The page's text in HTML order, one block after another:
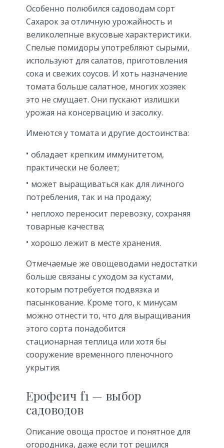
Особенно полюбился садоводам сорт
Сахарок за отличную урожайность и
великолепные вкусовые характеристики.
Спелые помидоры употребляют сырыми,
используют для салатов, приготовления
сока и свежих соусов. И хоть назначение
томата больше салатное, многих хозяек
это не смущает. Они пускают излишки
урожая на консервацию и засолку.
Имеются у томата и другие достоинства:
обладает крепким иммунитетом,
практически не болеет;
может выращиваться как для личного
потребления, так и на продажу;
неплохо переносит перевозку, сохраняя
товарные качества;
хорошо лежит в месте хранения.
Отмечаемые же овощеводами недостатки
больше связаны с уходом за кустами,
которым потребуется подвязка и
пасынкование. Кроме того, к минусам
можно отнести то, что для выращивания
этого сорта понадобится
стационарная теплица или хотя бы
сооружение временного пленочного
укрытия.
Ерофеич f1 — выбор
садоводов
Описание овоща простое и понятное для
огородника, даже если тот решился